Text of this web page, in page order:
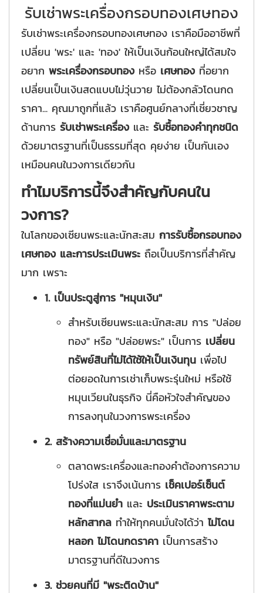
รับเช่าพระเครื่องกรอบทองเศษทอง
รับเช่าพระเครื่องกรอบทองเศษทอง เราคือมืออาชีพที่
เปลี่ยน 'พระ' และ 'ทอง' ให้เป็นเงินก้อนใหญ่ได้สมใจ
อยาก พระเครื่องกรอบทอง หรือ เศษทอง ที่อยาก
เปลี่ยนเป็นเงินสดแบบไม่วุ่นวาย ไม่ต้องกลัวโดนกด
ราคา... คุณมาถูกที่แล้ว เราคือศูนย์กลางที่เชี่ยวชาญ
ด้านการ รับเช่าพระเครื่อง และ รับซื้อทองคำทุกชนิด
ด้วยมาตรฐานที่เป็นธรรมที่สุด คุยง่าย เป็นกันเอง
เหมือนคนในวงการเดียวกัน
ทำไมบริการนี้จึงสำคัญกับคนใน
วงการ?
ในโลกของเซียนพระและนักสะสม การรับซื้อกรอบทอง
เศษทอง และการประเมินพระ ถือเป็นบริการที่สำคัญ
มาก เพราะ
1. เป็นประตูสู่การ "หมุนเงิน"
สำหรับเซียนพระและนักสะสม การ "ปล่อย
ทอง" หรือ "ปล่อยพระ" เป็นการ เปลี่ยน
ทรัพย์สินที่ไม่ได้ใช้ให้เป็นเงินทุน เพื่อไป
ต่อยอดในการเช่าเก็บพระรุ่นใหม่ หรือใช้
หมุนเวียนในธุรกิจ นี่คือหัวใจสำคัญของ
การลงทุนในวงการพระเครื่อง
2. สร้างความเชื่อมั่นและมาตรฐาน
ตลาดพระเครื่องและทองคำต้องการความ
โปร่งใส เราจึงเน้นการ เช็คเปอร์เซ็นต์
ทองที่แม่นยำ และ ประเมินราคาพระตาม
หลักสากล ทำให้ทุกคนมั่นใจได้ว่า ไม่โดน
หลอก ไม่โดนกดราคา เป็นการสร้าง
มาตรฐานที่ดีในวงการ
3. ช่วยคนที่มี "พระติดบ้าน"